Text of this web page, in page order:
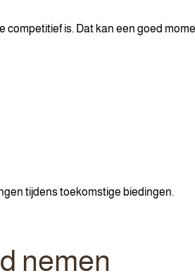
is. Dat kan een goed
tijdens toekomstige biedingen.
nemen